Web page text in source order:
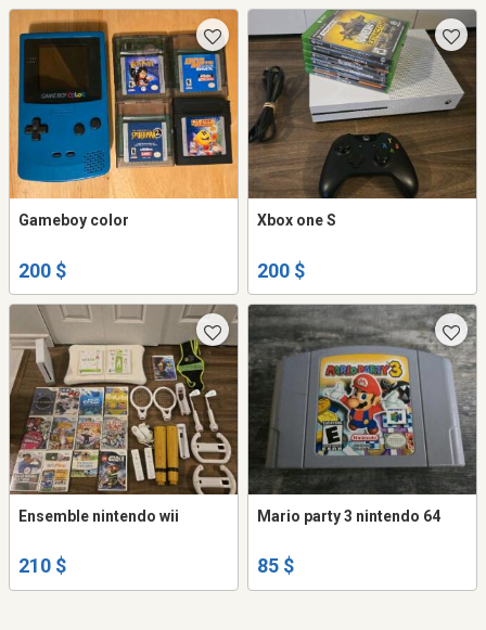
Gameboy color
200 $
Xbox one S
200 $
Ensemble nintendo wii
210 $
Mario party 3 nintendo 64
85 $